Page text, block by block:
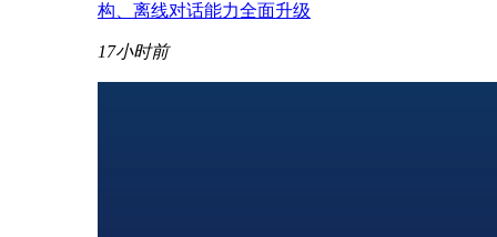
构、离线对话能力全面升级
17小时前